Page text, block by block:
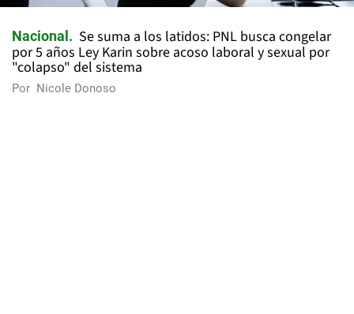
Nacional
Se suma a los latidos: PNL busca congelar
por 5 años Ley Karin sobre acoso laboral y sexual por
"colapso" del sistema
Por Nicole Donoso